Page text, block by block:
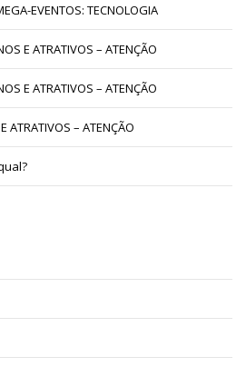
EVENTOS: TECNOLOGIA
E ATRATIVOS – ATENÇÃO
E ATRATIVOS – ATENÇÃO
ATRATIVOS – ATENÇÃO